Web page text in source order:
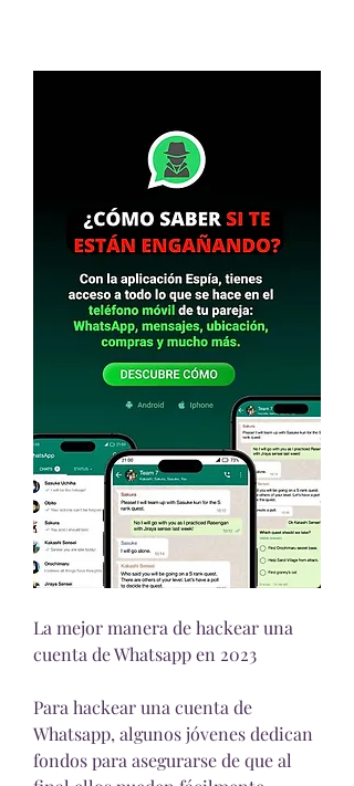
La mejor manera de hackear una
cuenta de Whatsapp en 2023
Para hackear una cuenta de
Whatsapp, algunos jóvenes dedican
fondos para asegurarse de que al